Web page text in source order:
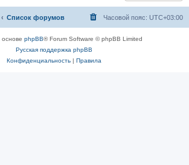
Список форумов Часовой пояс: UTC+03:00
phpBB® Forum Software © phpBB Limited
Русская поддержка phpBB
Конфиденциальность| Правила